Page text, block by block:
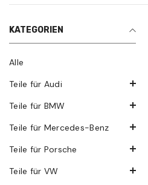
KATEGORIEN
Alle
Teile für Audi
Teile für BMW
Teile für Mercedes-Benz
Teile für Porsche
Teile für VW